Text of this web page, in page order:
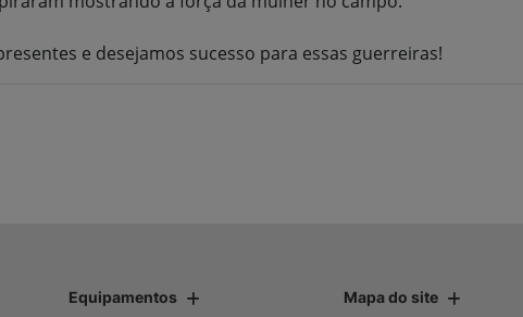
e desejamos sucesso para essas guerreiras!
Equipamentos Mapa do site